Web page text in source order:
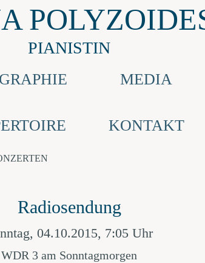
PIANISTIN
MEDIA
KONTAKT
Radiosendung
04.10.2015, 7:05 Uhr
WDR 3 am Sonntagmorgen